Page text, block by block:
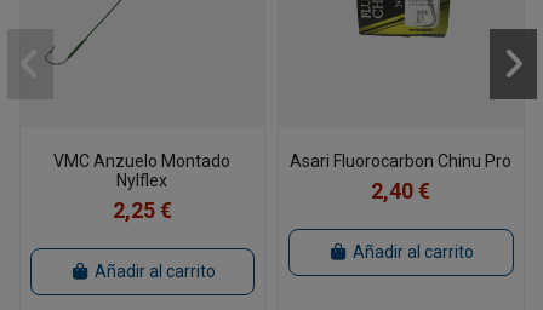
VMC Anzuelo Montado
Nylflex
2,25 €
Añadir al carrito
Asari Fluorocarbon Chinu Pro
2,40 €
Añadir al carrito